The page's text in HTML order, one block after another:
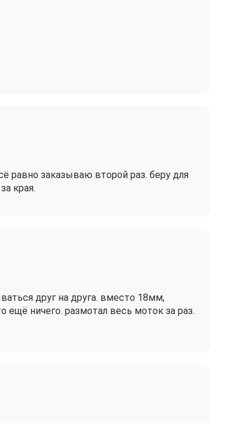
равно заказываю второй раз. беру для
края.
друг на друга. вместо 18мм,
ещё ничего. размотал весь моток за раз.